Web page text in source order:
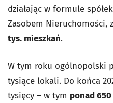
działając w formule
Zasobem Nieruchomości,
tys. mieszkań.
W tym roku ogólnopolski
tysiące lokali. Do końca
tysięcy – w tym ponad 650